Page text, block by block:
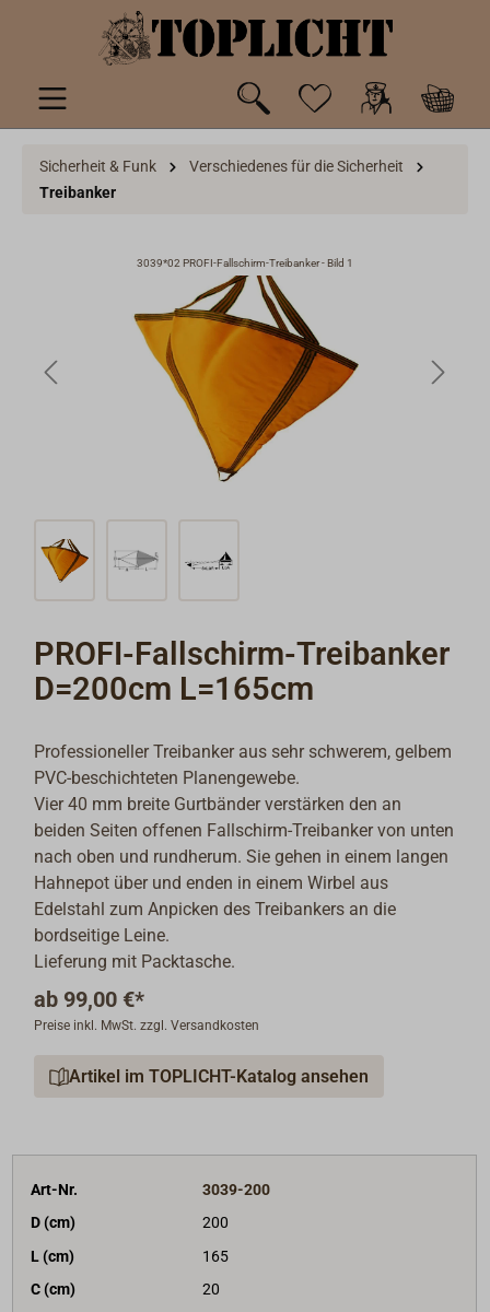
springen
Sicherheit & Funk
Verschiedenes für die Sicherheit
Treibanker
3039*02 PROFI-Fallschirm-Treibanker - Bild 1
PROFI-Fallschirm-Treibanker
D=200cm L=165cm
Professioneller Treibanker aus sehr schwerem, gelbem
PVC-beschichteten Planengewebe.
Vier 40 mm breite Gurtbänder verstärken den an
beiden Seiten offenen Fallschirm-Treibanker von unten
nach oben und rundherum. Sie gehen in einem langen
Hahnepot über und enden in einem Wirbel aus
Edelstahl zum Anpicken des Treibankers an die
bordseitige Leine.
Lieferung mit Packtasche.
ab 99,00 €*
Preise inkl. MwSt. zzgl. Versandkosten
Artikel im TOPLICHT-Katalog ansehen
Art-Nr.
3039-200
D (cm)
200
L (cm)
165
C (cm)
20